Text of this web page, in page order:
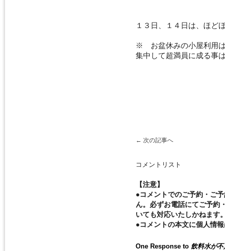
１３日、１４日は、ほど
※ お盆休みの小屋利用
集中して超満員に成る事
← 次の記事へ
コメントリスト
【注意】
●コメントでのご予約・ご
ん。必ずお電話にてご予約
いても対応いたしかねます
●コメントの本文に個人情
One Response to 飲料水が不